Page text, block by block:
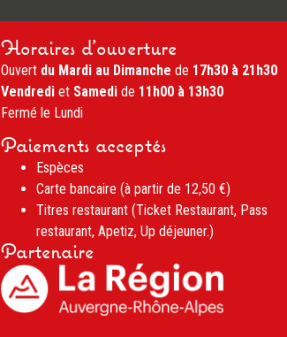
Horaires d'ouverture
Ouvert du Mardi au Dimanche de 17h30 à 21h30
Vendredi et Samedi de 11h00 à 13h30
Fermé le Lundi
Paiements acceptés
Espèces
Carte bancaire (à partir de 12,50 €)
Titres restaurant (Ticket Restaurant, Pass
restaurant, Apetiz, Up déjeuner.)
Partenaire